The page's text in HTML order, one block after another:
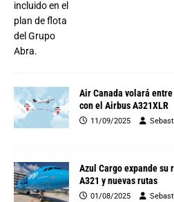
Air Canada volará
con el Airbus A321XLR
11/09/2025
Azul Cargo expande
A321 y nuevas rutas
01/08/2025